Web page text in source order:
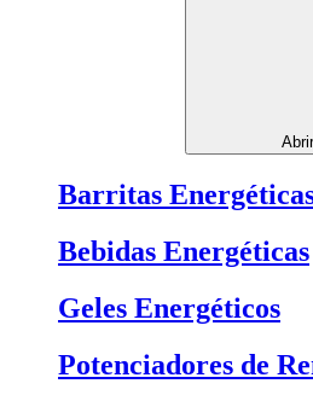
Barritas
Bebidas Energéticas
Geles Energéticos
Potenciadores de